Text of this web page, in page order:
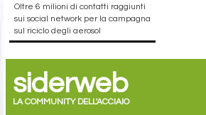
Oltre 6 milioni di contatti raggiunti
sui social network per la campagna
sul riciclo degli aerosol
siderweb
LA COMMUNITY DELL'ACCIAIO